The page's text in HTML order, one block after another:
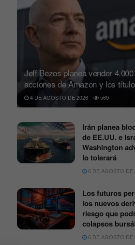
Jeff Bezos planea vender
acciones de Amazon y los
4 DE AGOSTO DE 2026 569
Irán planea
de EE.UU. e
Washington
lo tolerará
6 DE AGOSTO DE
Los futuros
los nuevos
riesgo que
colapsos
6 DE AGOSTO DE